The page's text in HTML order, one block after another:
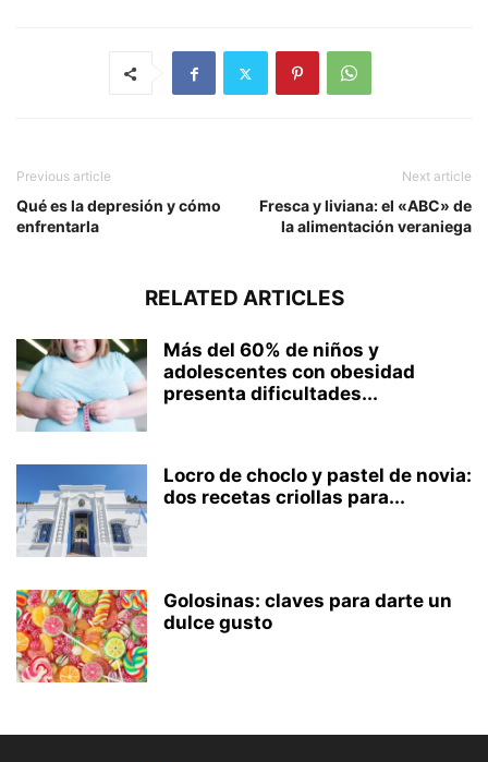
Previous article
Qué es la depresión y cómo
enfrentarla
Next article
Fresca y liviana: el «ABC» de
la alimentación veraniega
RELATED ARTICLES
Más del 60% de niños y
adolescentes con obesidad
presenta dificultades...
Locro de choclo y pastel de novia:
dos recetas criollas para...
Golosinas: claves para darte un
dulce gusto